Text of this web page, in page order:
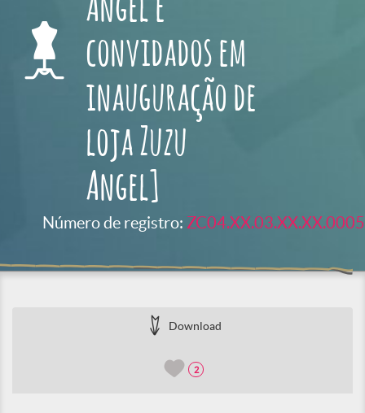
Angel e
convidados em
inauguração de
loja Zuzu
Angel]
Número de registro: ZC04.XX.03.XX.XX.0005
Download
2